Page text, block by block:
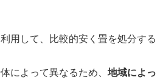
用して、比較的安く畳を処分する
によって異なるため、 地域によっ